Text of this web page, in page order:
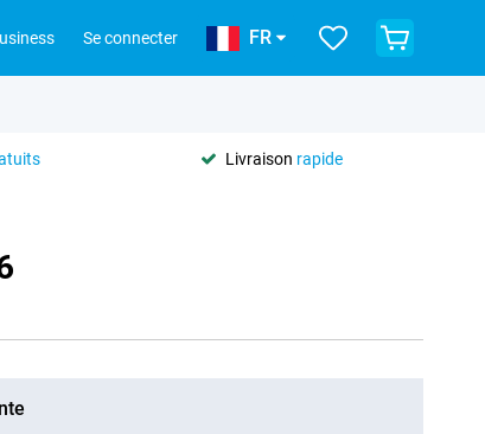
Se connecter FR
Livraison rapide